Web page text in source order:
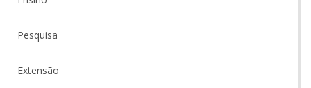
Pesquisa
Extensão